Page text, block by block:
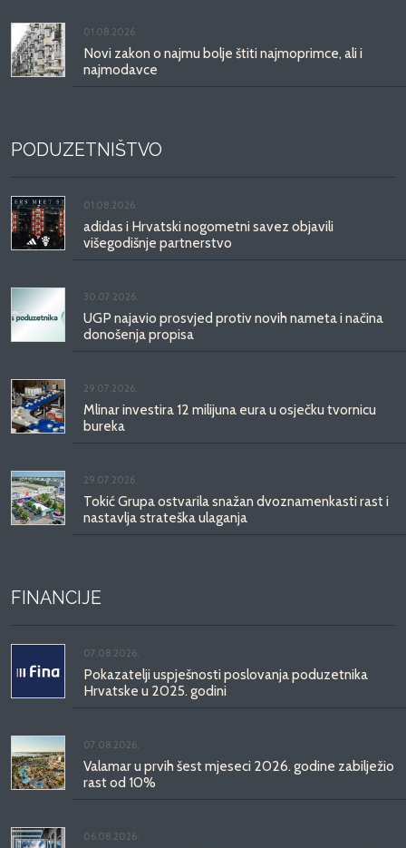
01.08.2026.
Novi zakon o najmu bolje štiti najmoprimce, ali i
najmodavce
PODUZETNIŠTVO
01.08.2026.
adidas i Hrvatski nogometni savez objavili
višegodišnje partnerstvo
30.07.2026.
UGP najavio prosvjed protiv novih nameta i načina
donošenja propisa
29.07.2026.
Mlinar investira 12 milijuna eura u osječku tvornicu
bureka
29.07.2026.
Tokić Grupa ostvarila snažan dvoznamenkasti rast i
nastavlja strateška ulaganja
FINANCIJE
07.08.2026.
Pokazatelji uspješnosti poslovanja poduzetnika
Hrvatske u 2025. godini
07.08.2026.
Valamar u prvih šest mjeseci 2026. godine zabilježio
rast od 10%
06.08.2026.